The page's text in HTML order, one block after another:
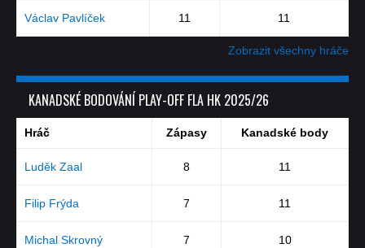
Václav Pavlíček 11 11
Zobrazit všechny hráče
KANADSKÉ BODOVÁNÍ PLAY-OFF FLA HK 2025/26
Hráč Zápasy Kanadské body
Luděk Zaal 8 11
Filip Frýda 7 11
Michal Skrovný 7 10